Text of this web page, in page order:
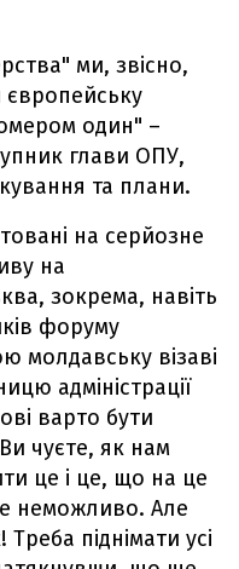
ми, звісно,
європейську
один" –
глави ОПУ,
та плани.
на серйозне
на
зокрема, навіть
форуму
молдавську візаві
адміністрації
варто бути
чуєте, як нам
це і це, що на це
неможливо. Але
піднімати усі